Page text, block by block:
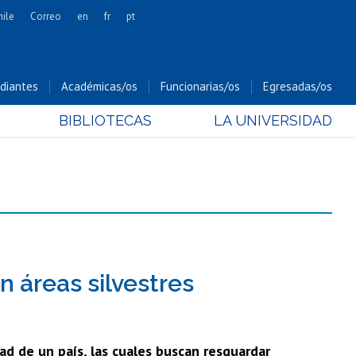
Cs. Forestales y Conservación
Cs. Sociales
Bachillerato
Correo en fr pt
Académicas/os Funcionarias/os Egresadas/os
BIBLIOTECAS LA UNIVERSIDAD
áreas silvestres
de un país, las cuales buscan resguardar